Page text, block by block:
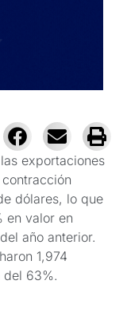
exportaciones
dólares, lo que
en valor en
año anterior.
1,974
del 63%.